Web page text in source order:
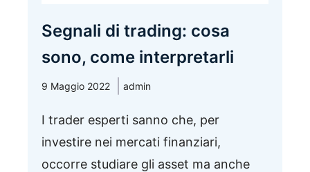
Segnali di trading: cosa
sono, come interpretarli
9 Maggio 2022 admin
I trader esperti sanno che, per
investire nei mercati finanziari,
occorre studiare gli asset ma anche